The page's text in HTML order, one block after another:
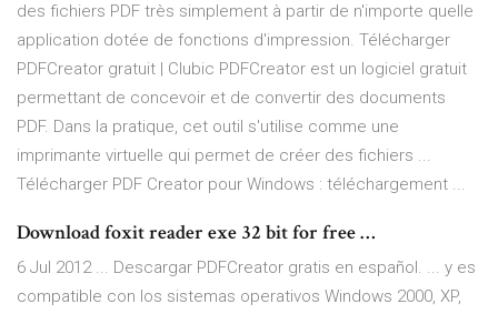
des fichiers PDF très simplement à partir de n'importe quelle
application dotée de fonctions d'impression. Télécharger
PDFCreator gratuit | Clubic PDFCreator est un logiciel gratuit
permettant de concevoir et de convertir des documents
PDF. Dans la pratique, cet outil s'utilise comme une
imprimante virtuelle qui permet de créer des fichiers ...
Télécharger PDF Creator pour Windows : téléchargement ...
Download foxit reader exe 32 bit for free …
6 Jul 2012 ... Descargar PDFCreator gratis en español. ... y es
compatible con los sistemas operativos Windows 2000, XP,